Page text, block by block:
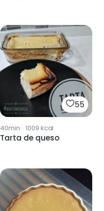
55
40min · 1009 kcal
Tarta de queso